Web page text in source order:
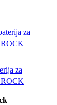
za
ROCK